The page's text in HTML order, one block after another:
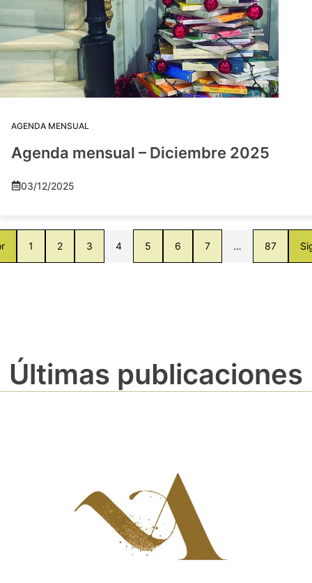
AGENDA MENSUAL
Agenda mensual – Diciembre 2025
03/12/2025
1 2 3 4 5 6 7 … 87
Últimas publicaciones